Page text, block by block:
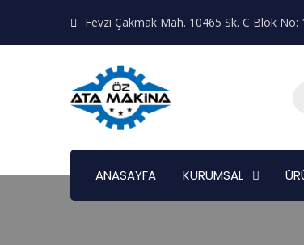
Fevzi Çakmak Mah. 10465 Sk. C Blok
ANASAYFA KURUMSAL